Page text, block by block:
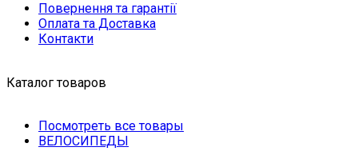
Повернення та гарантії
Оплата та Доставка
Контакти
Каталог товаров
Посмотреть все товары
ВЕЛОСИПЕДЫ